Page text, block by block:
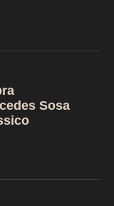
Sosa